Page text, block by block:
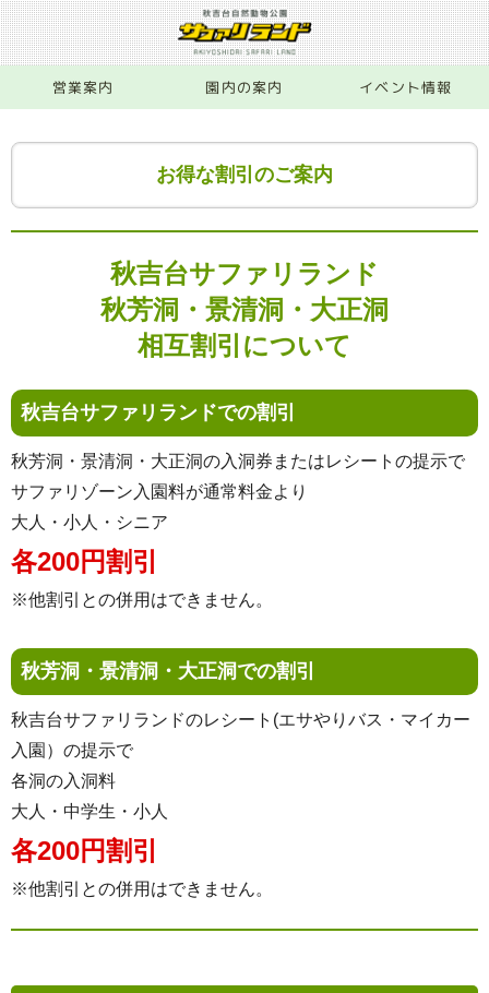
営業案内 園内の案内 イベント情報
お得な割引のご案内
秋吉台サファリランド
秋芳洞・景清洞・大正洞
相互割引について
秋吉台サファリランドでの割引
秋芳洞・景清洞・大正洞の入洞券またはレシートの提示で
サファリゾーン入園料が通常料金より
大人・小人・シニア
各200円割引
※他割引との併用はできません。
秋芳洞・景清洞・大正洞での割引
秋吉台サファリランドのレシート(エサやりバス・マイカー
入園）の提示で
各洞の入洞料
大人・中学生・小人
各200円割引
※他割引との併用はできません。